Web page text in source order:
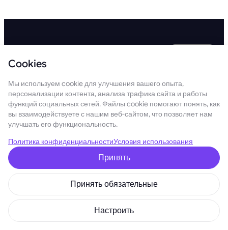
GoMining
Токеномика
Сервис-
провайдеры
Блог и новости
Coins
Диджитал-
майнеры
Аватары
Коллекции
Launchpad
ДЛЯ ПАРТНЕРОВ
Информация
Реферальная
VIP программа
ПОМОЩЬ
Помощь
Проверка
сотрудников
Cookies
Мы используем cookie для улучшения вашего опыта,
персонализации контента, анализа трафика сайта и работы
функций социальных сетей. Файлы cookie помогают понять, как
вы взаимодействуете с нашим веб-сайтом, что позволяет нам
улучшать его функциональность.
Политика конфиденциальностиУсловия использования
Принять
Принять обязательные
Настроить